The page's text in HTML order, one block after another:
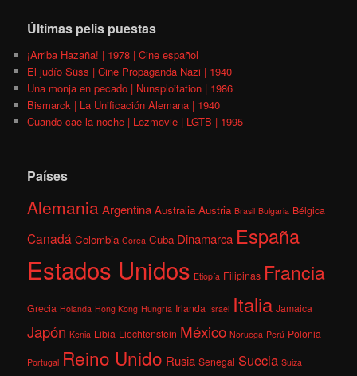
Últimas pelis puestas
¡Arriba Hazaña! | 1978 | Cine español
El judío Süss | Cine Propaganda Nazi | 1940
Una monja en pecado | Nunsploitation | 1986
Bismarck | La Unificación Alemana | 1940
Cuando cae la noche | Lezmovie | LGTB | 1995
Países
AlemaniaArgentina Australia Austria Brasil Bulgaria Bélgica
Canadá Colombia Corea Cuba Dinamarca España
Estados Unidos Etiopía Filipinas Francia
Grecia Holanda Hong Kong Hungría Irlanda Israel Italia Jamaica
Japón Kenia Libia Liechtenstein México Noruega Perú Polonia
Portugal Reino Unido Rusia Senegal Suecia Suiza